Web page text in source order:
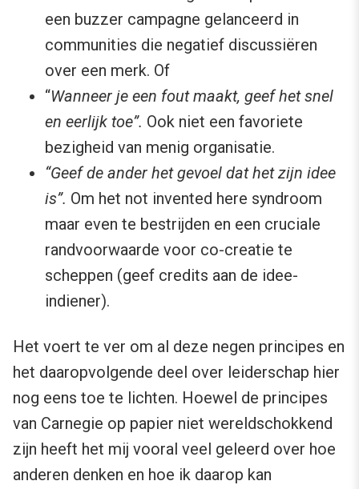
een buzzer campagne gelanceerd in
communities die negatief discussiëren
over een merk. Of
“Wanneer je een fout maakt, geef het snel
en eerlijk toe”. Ook niet een favoriete
bezigheid van menig organisatie.
“Geef de ander het gevoel dat het zijn idee
is”. Om het not invented here syndroom
maar even te bestrijden en een cruciale
randvoorwaarde voor co-creatie te
scheppen (geef credits aan de idee-
indiener).
Het voert te ver om al deze negen principes en
het daaropvolgende deel over leiderschap hier
nog eens toe te lichten. Hoewel de principes
van Carnegie op papier niet wereldschokkend
zijn heeft het mij vooral veel geleerd over hoe
anderen denken en hoe ik daarop kan